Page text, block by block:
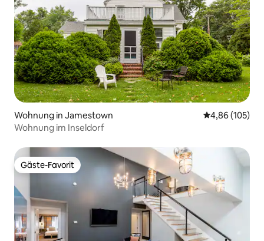
Wohnung in Jamestown
4,86 (105)
Wohnung im Inseldorf
Gäste-Favorit
Gäste-Favorit